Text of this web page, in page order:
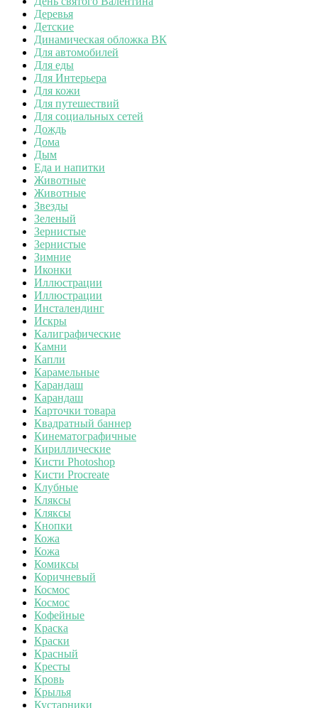
Деревья
Детские
Динамическая обложка ВК
Для автомобилей
Для еды
Для Интерьера
Для кожи
Для путешествий
Для социальных сетей
Дождь
Дома
Дым
Еда и напитки
Животные
Животные
Звезды
Зеленый
Зернистые
Зернистые
Зимние
Иконки
Иллюстрации
Иллюстрации
Инсталендинг
Искры
Калиграфические
Камни
Капли
Карамельные
Карандаш
Карандаш
Карточки товара
Квадратный баннер
Кинематографичные
Кириллические
Кисти Photoshop
Кисти Procreate
Клубные
Кляксы
Кляксы
Кнопки
Кожа
Кожа
Комиксы
Коричневый
Космос
Космос
Кофейные
Краска
Краски
Красный
Кресты
Кровь
Крылья
Кустарники